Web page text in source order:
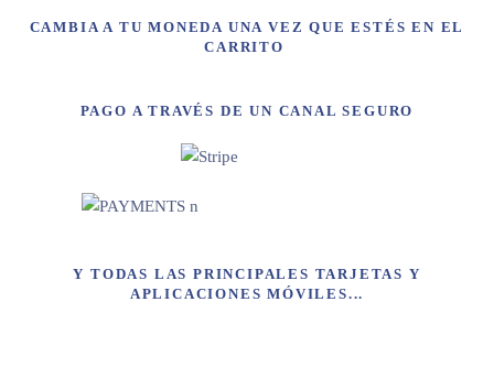
CAMBIA A TU MONEDA UNA VEZ QUE ESTÉS EN EL
CARRITO
PAGO A TRAVÉS DE UN CANAL SEGURO
Y TODAS LAS PRINCIPALES TARJETAS Y
APLICACIONES MÓVILES...